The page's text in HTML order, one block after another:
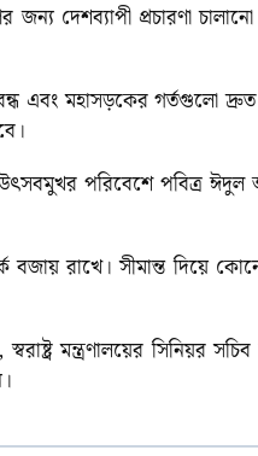
দেশব্যাপী প্রচারণা
এবং মহাসড়কের গর্তগুলো
উৎসবমুখর পরিবেশে পবিত্র
বজায় রাখে। সীমান্ত দিয়ে
মন্ত্রণালয়ের সিনিয়র